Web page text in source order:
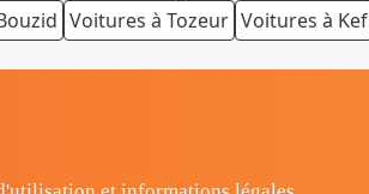
Voitures à Tozeur Voitures à Kef